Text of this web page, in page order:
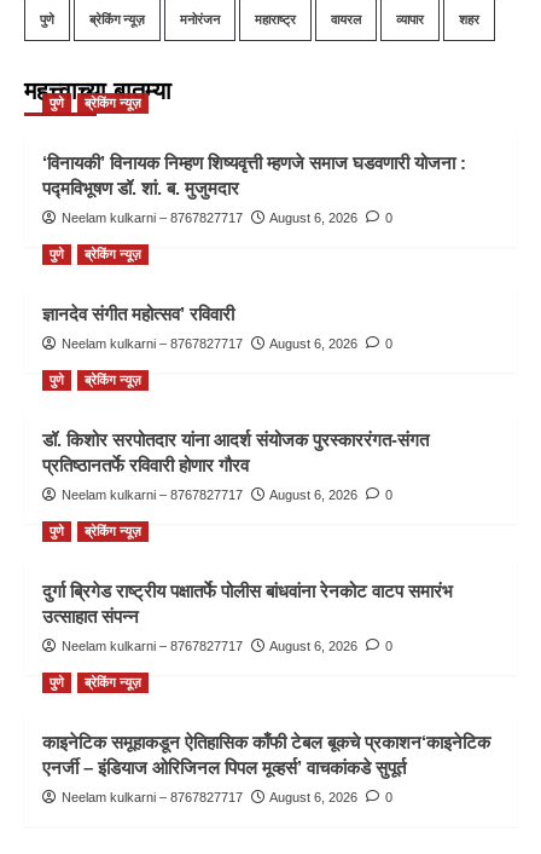
पुणे ब्रेकिंग न्यूज़ मनोरंजन महाराष्ट्र वायरल व्यापार शहर
महत्त्वाच्या बातम्या
पुणे ब्रेकिंग न्यूज़
‘विनायकी’ विनायक निम्हण शिष्यवृत्ती म्हणजे समाज घडवणारी योजना :
पद्मविभूषण डॉ. शां. ब. मुजुमदार
Neelam kulkarni – 8767827717 August 6, 2026 0
पुणे ब्रेकिंग न्यूज़
ज्ञानदेव संगीत महोत्सव’ रविवारी
Neelam kulkarni – 8767827717 August 6, 2026 0
पुणे ब्रेकिंग न्यूज़
डॉ. किशोर सरपोतदार यांना आदर्श संयोजक पुरस्काररंगत-संगत
प्रतिष्ठानतर्फे रविवारी होणार गौरव
Neelam kulkarni – 8767827717 August 6, 2026 0
पुणे ब्रेकिंग न्यूज़
दुर्गा ब्रिगेड राष्ट्रीय पक्षातर्फे पोलीस बांधवांना रेनकोट वाटप समारंभ
उत्साहात संपन्न
Neelam kulkarni – 8767827717 August 6, 2026 0
पुणे ब्रेकिंग न्यूज़
काइनेटिक समूहाकडून ऐतिहासिक काँफी टेबल बूकचे प्रकाशन‘काइनेटिक
एनर्जी – इंडियाज ओरिजिनल पिपल मूव्हर्स’ वाचकांकडे सुपूर्त
Neelam kulkarni – 8767827717 August 6, 2026 0